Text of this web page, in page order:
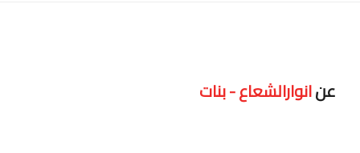
عنانوارالشعاع - بنات